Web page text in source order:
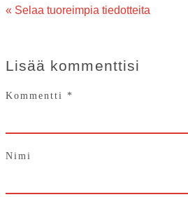
« Selaa tuoreimpia tiedotteita
Lisää kommenttisi
Kommentti *
Nimi